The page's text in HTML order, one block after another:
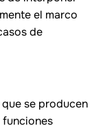
el marco
de
se producen
funciones